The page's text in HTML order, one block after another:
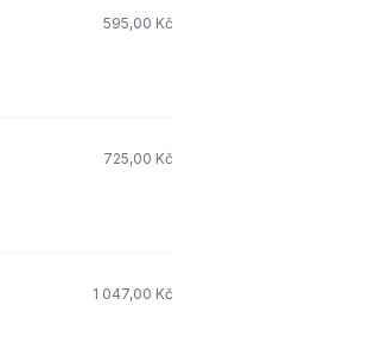
595,00 Kč
725,00 Kč
1 047,00 Kč